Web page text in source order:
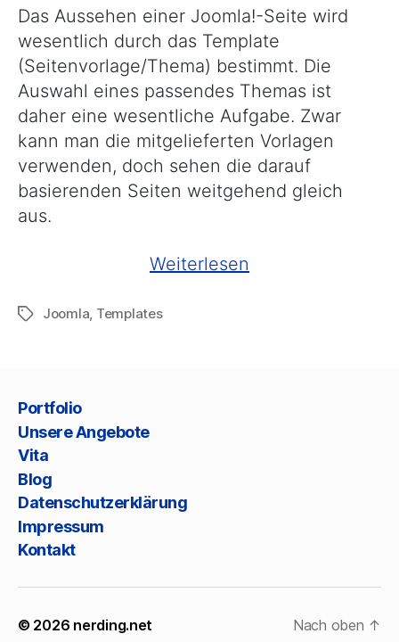
Das Aussehen einer Joomla!-Seite wird
wesentlich durch das Template
(Seitenvorlage/Thema) bestimmt. Die
Auswahl eines passendes Themas ist
daher eine wesentliche Aufgabe. Zwar
kann man die mitgelieferten Vorlagen
verwenden, doch sehen die darauf
basierenden Seiten weitgehend gleich
aus.
Weiterlesen
Schlagwörter
Joomla Templates
Portfolio
Unsere Angebote
Vita
Blog
Datenschutzerklärung
Impressum
Kontakt
© 2026 nerding.net Nach oben ↑